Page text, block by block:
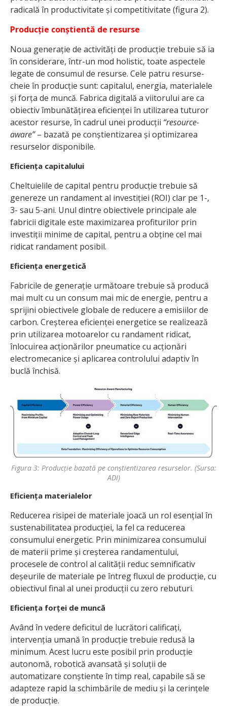
radicală în productivitate și competitivitate (figura 2).
Producție conștientă de resurse
Noua generație de activități de producție trebuie să ia
în considerare, într-un mod holistic, toate aspectele
legate de consumul de resurse. Cele patru resurse-
cheie în producție sunt: capitalul, energia, materialele
și forța de muncă. Fabrica digitală a viitorului are ca
obiectiv îmbunătățirea eficienței în utilizarea tuturor
acestor resurse, în cadrul unei producții “resource-
aware”– bazată pe conștientizarea și optimizarea
resurselor disponibile.
Eficiența capitalului
Cheltuielile de capital pentru producție trebuie să
genereze un randament al investiției (ROI) clar pe 1-,
3- sau 5-ani. Unul dintre obiectivele principale ale
fabricii digitale este maximizarea profiturilor prin
investiții minime de capital, pentru a obține cel mai
ridicat randament posibil.
Eficiența energetică
Fabricile de generație următoare trebuie să producă
mai mult cu un consum mai mic de energie, pentru a
sprijini obiectivele globale de reducere a emisiilor de
carbon. Creșterea eficienței energetice se realizează
prin utilizarea motoarelor cu randament ridicat,
înlocuirea acționărilor pneumatice cu acționări
electromecanice și aplicarea controlului adaptiv în
buclă închisă.
Figura 3: Producție bazată pe conștientizarea resurselor. (Sursa:
ADI)
Eficiența materialelor
Reducerea risipei de materiale joacă un rol esențial în
sustenabilitatea producției, la fel ca reducerea
consumului energetic. Prin minimizarea consumului
de materii prime și creșterea randamentului,
procesele de control al calității reduc semnificativ
deșeurile de materiale pe întreg fluxul de producție, cu
obiectivul final al unei producții cu zero rebuturi.
Eficiența forței de muncă
Având în vedere deficitul de lucrători calificați,
intervenția umană în producție trebuie redusă la
minimum. Acest lucru este posibil prin producție
autonomă, robotică avansată și soluții de
automatizare conștiente în timp real, capabile să se
adapteze rapid la schimbările de mediu și la cerințele
de producție.